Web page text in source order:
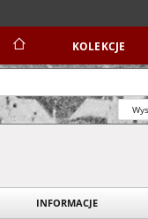
KOLEKCJE
INFORMACJE